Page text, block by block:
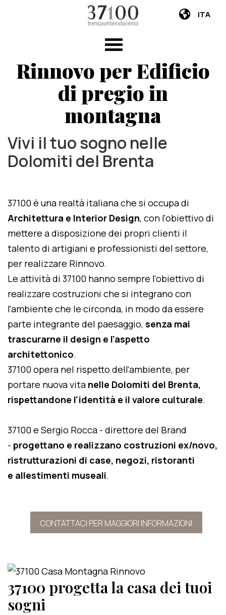
ITA
Rinnovo per Edificio
di pregio in
montagna
Vivi il tuo sogno nelle
Dolomiti del Brenta
37100 è una realtà italiana che si occupa di
Architettura e Interior Design, con l'obiettivo di
mettere a disposizione dei propri clienti il
talento di artigiani e professionisti del settore,
per realizzare Rinnovo.
Le attività di 37100 hanno sempre l'obiettivo di
realizzare costruzioni che si integrano con
l'ambiente che le circonda, in modo da essere
parte integrante del paesaggio, senza mai
trascurarne il design e l'aspetto
architettonico.
37100 opera nel rispetto dell'ambiente, per
portare nuova vita nelle Dolomiti del Brenta,
rispettandone l'identità e il valore culturale.
37100 e Sergio Rocca - direttore del Brand
- progettano e realizzano costruzioni ex/novo,
ristrutturazioni di case, negozi, ristoranti
e allestimenti museali.
CONTATTACI PER MAGGIORI INFORMAZIONI
37100 progetta la casa dei tuoi
sogni